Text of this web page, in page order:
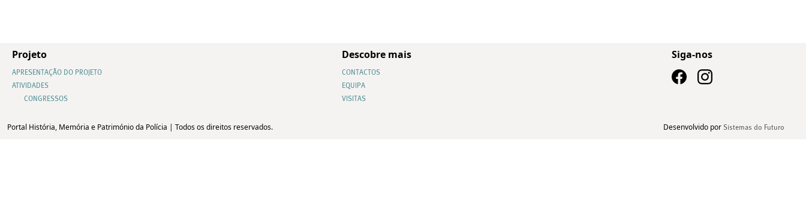
Projeto
APRESENTAÇÃO DO PROJETO
ATIVIDADES
CONGRESSOS
Descobre mais
CONTACTOS
EQUIPA
VISITAS
Siga-nos
Portal História, Memória e Património da Polícia | Todos os direitos reservados. Desenvolvido por Sistemas do Futuro